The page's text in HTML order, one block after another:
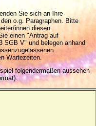
Sie sich an Ihre
o.g. Paragraphen. Bitte
innen diesen
einen "Antrag auf
SGB V" und belegen anhand
Wartezeiten.
folgendermaßen aussehen